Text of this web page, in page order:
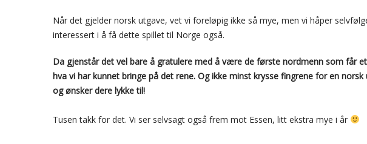
Når det gjelder norsk utgave, vet vi foreløpig ikke så mye, men vi håper
interessert i å få dette spillet til Norge også.
Da gjenstår det vel bare å gratulere med å være de første nordmenn som får
hva vi har kunnet bringe på det rene. Og ikke minst krysse fingrene for en
og ønsker dere lykke til!
Tusen takk for det. Vi ser selvsagt også frem mot Essen, litt ekstra mye i år